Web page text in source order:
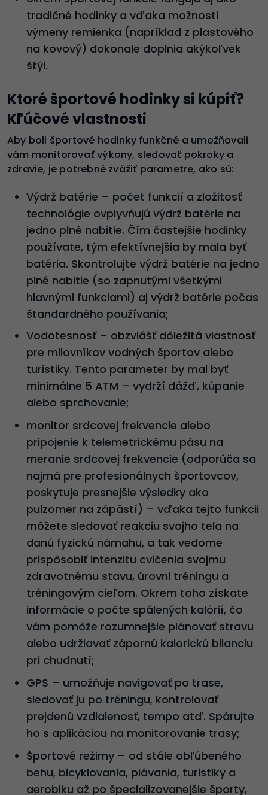
tradičné hodinky a vďaka možnosti
výmeny remienka (napríklad z plastového
na kovový) dokonale doplnia akýkoľvek
štýl.
Ktoré športové hodinky si kúpiť?
Kľúčové vlastnosti
Aby boli športové hodinky funkčné a umožňovali
vám monitorovať výkony, sledovať pokroky a
zdravie, je potrebné zvážiť parametre, ako sú:
Výdrž batérie – počet funkcií a zložitosť
technológie ovplyvňujú výdrž batérie na
jedno plné nabitie. Čím častejšie hodinky
používate, tým efektívnejšia by mala byť
batéria. Skontrolujte výdrž batérie na jedno
plné nabitie (so zapnutými všetkými
hlavnými funkciami) aj výdrž batérie počas
štandardného používania;
Vodotesnosť – obzvlášť dôležitá vlastnosť
pre milovníkov vodných športov alebo
turistiky. Tento parameter by mal byť
minimálne 5 ATM – vydrží dážď, kúpanie
alebo sprchovanie;
monitor srdcovej frekvencie alebo
pripojenie k telemetrickému pásu na
meranie srdcovej frekvencie (odporúča sa
najmä pre profesionálnych športovcov,
poskytuje presnejšie výsledky ako
pulzomer na zápästí) – vďaka tejto funkcii
môžete sledovať reakciu svojho tela na
danú fyzickú námahu, a tak vedome
prispôsobiť intenzitu cvičenia svojmu
zdravotnému stavu, úrovni tréningu a
tréningovým cieľom. Okrem toho získate
informácie o počte spálených kalórií, čo
vám pomôže rozumnejšie plánovať stravu
alebo udržiavať zápornú kalorickú bilanciu
pri chudnutí;
GPS – umožňuje navigovať po trase,
sledovať ju po tréningu, kontrolovať
prejdenú vzdialenosť, tempo atď. Spárujte
ho s aplikáciou na monitorovanie trasy;
Športové režimy – od stále obľúbeného
behu, bicyklovania, plávania, turistiky a
aerobiku až po špecializovanejšie športy,